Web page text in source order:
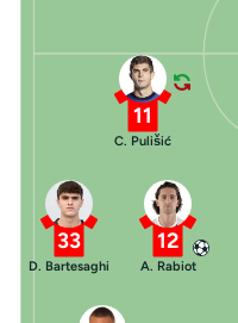
33
D. Bartesaghi
12
A. Rabiot
11
C. Pulišić